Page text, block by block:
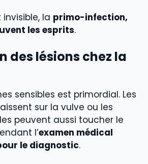
la primo-infection,
les esprits.
des lésions chez la
sensibles est primordial. Les
sur la vulve ou les
peuvent aussi toucher le
l’examen médical
le diagnostic.